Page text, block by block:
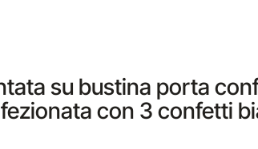
su bustina porta
con 3 confetti